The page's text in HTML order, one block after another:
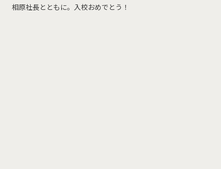
相原社長とともに。入校おめでとう！